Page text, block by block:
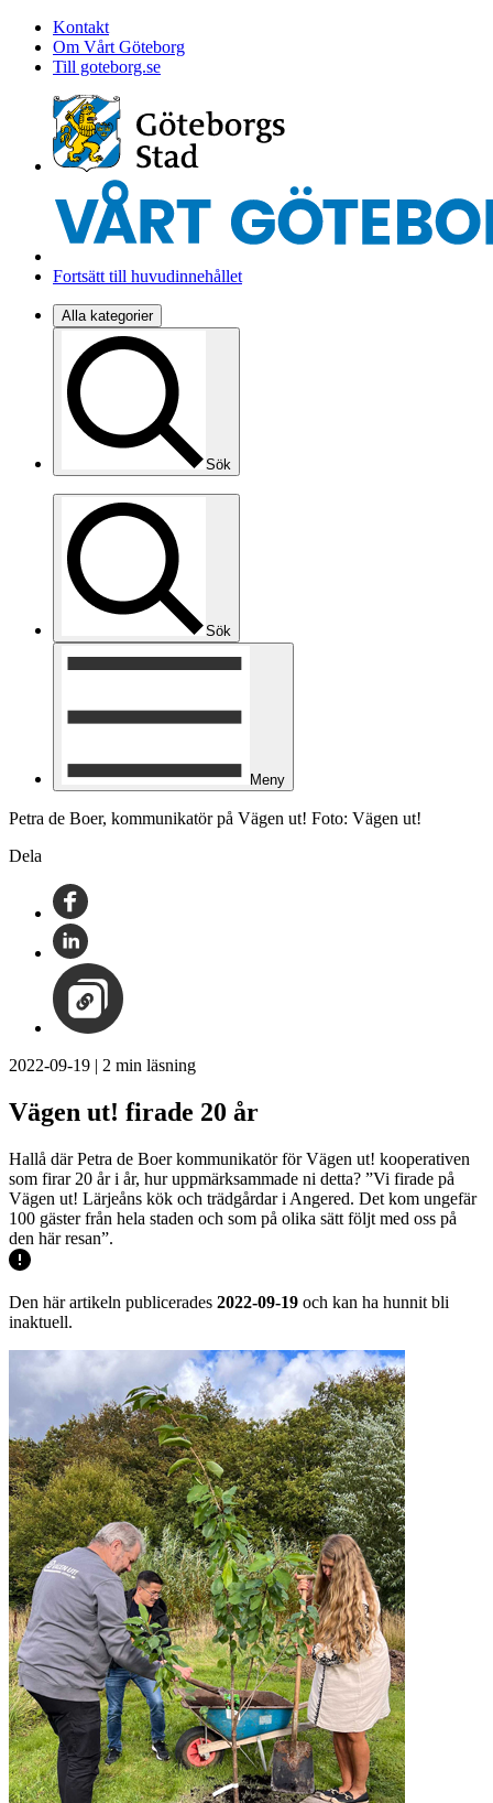
Kontakt
Om Vårt Göteborg
Till goteborg.se
Fortsätt till huvudinnehållet
Alla kategorier
Sök
Sök
Meny
Petra de Boer, kommunikatör på Vägen ut! Foto: Vägen ut!
Dela
2022-09-19 | 2 min läsning
Vägen ut! firade 20 år
Hallå där Petra de Boer kommunikatör för Vägen ut! kooperativen
som firar 20 år i år, hur uppmärksammade ni detta? ”Vi firade på
Vägen ut! Lärjeåns kök och trädgårdar i Angered. Det kom ungefär
100 gäster från hela staden och som på olika sätt följt med oss på
den här resan”.
Den här artikeln publicerades 2022-09-19 och kan ha hunnit bli
inaktuell.